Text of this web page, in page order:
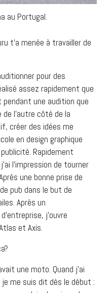
au Portugal.
t’a menée à travailler de
pour des
assez rapidement que
pendant une audition que
de l’autre côté de la
créer des idées me
en design graphique
Rapidement
l’impression de tourner
une bonne prise de
pub dans le but de
Après un
j’ouvre
et Axis.
une moto. Quand j’ai
me suis dit dès le début :